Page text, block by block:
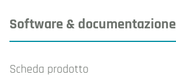
Software & documentazione
Scheda prodotto